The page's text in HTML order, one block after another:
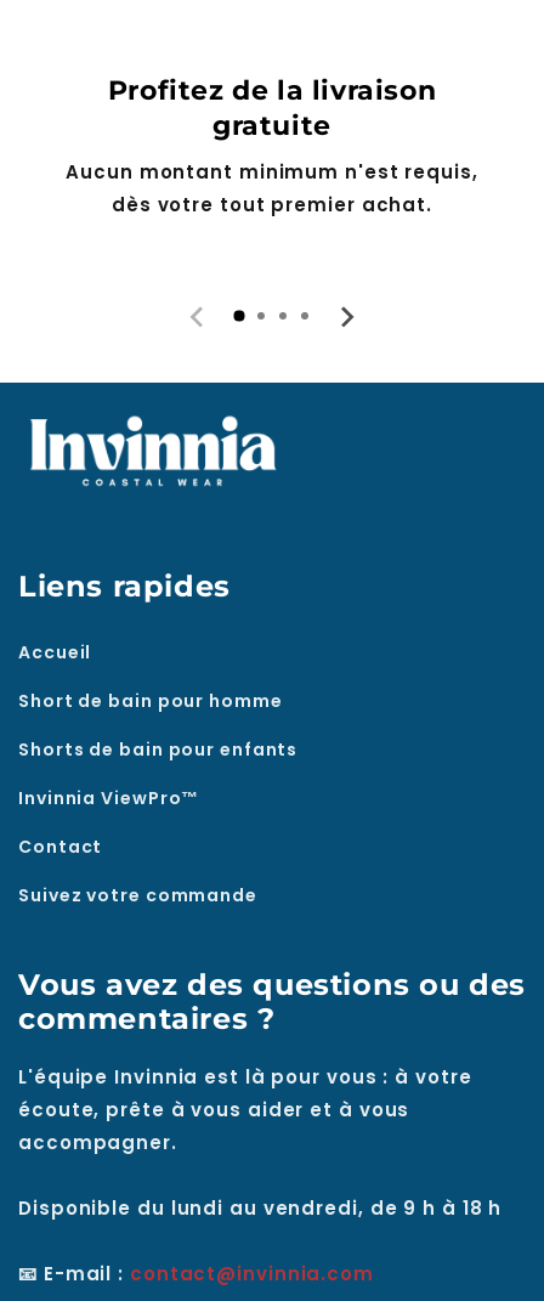
Profitez de la livraison
gratuite
Aucun montant minimum n'est requis,
dès votre tout premier achat.
Liens rapides
Accueil
Short de bain pour homme
Shorts de bain pour enfants
Invinnia ViewPro™
Contact
Suivez votre commande
Vous avez des questions ou des
commentaires ?
L'équipe Invinnia est là pour vous : à votre
écoute, prête à vous aider et à vous
accompagner.
Disponible du lundi au vendredi, de 9 h à 18 h
📧 E-mail : contact@invinnia.com